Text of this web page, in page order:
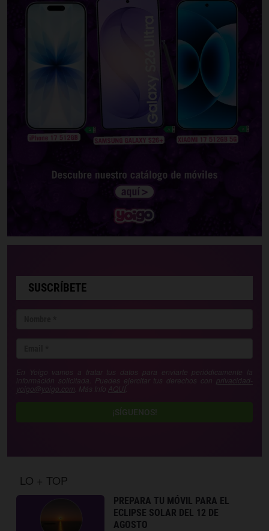
SUSCRÍBETE
En Yoigo vamos a tratar tus datos para enviarte periódicamente la
información solicitada. Puedes ejercitar tus derechos con privacidad-
yoigo@yoigo.com . Más Info AQUÍ
¡SÍGUENOS!
LO + TOP
PREPARA TU MÓVIL PARA EL
ECLIPSE SOLAR DEL 12 DE
AGOSTO